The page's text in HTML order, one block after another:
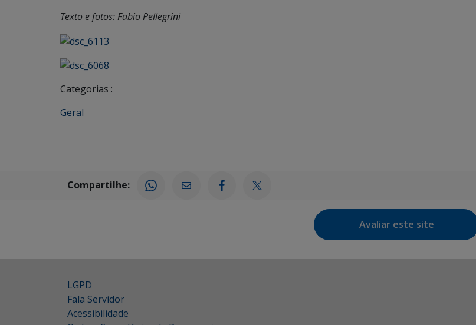
Texto e fotos: Fabio Pellegrini
Categorias :
Geral
Compartilhe:
Avaliar este site
LGPD
Fala Servidor
Acessibilidade